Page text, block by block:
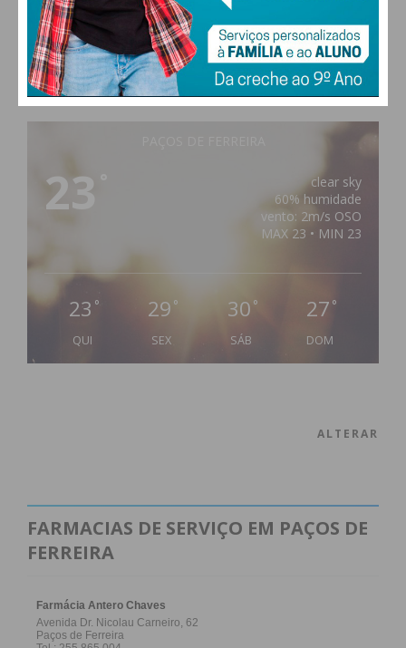
23
clear sky
60% humidade
vento: 2m/s OSO
MAX 23 • MIN 23
23 °
QUI
29 °
SEX
30 °
SÁB
27 °
DOM
ALTERAR
FARMACIAS DE SERVIÇO EM PAÇOS DE
FERREIRA